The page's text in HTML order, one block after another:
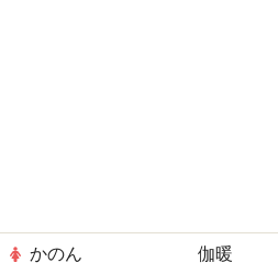
かのん 伽暖